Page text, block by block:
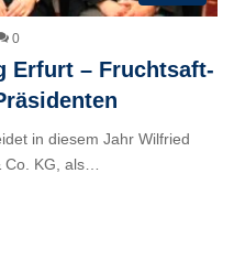
0
Erfurt – Fruchtsaft-
in diesem Jahr Wilfried
KG, als…